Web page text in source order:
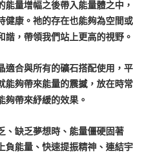
能量增幅之後帶入能量體之中，
健康。祂的存在也能夠為空間或
諧，帶領我們站上更高的視野。
適合與所有的礦石搭配使用，平
能夠帶來能量的震撼，放在時常
夠帶來紓緩的效果。
、缺乏夢想時、能量僵硬固著
負能量、快速提振精神、連結宇